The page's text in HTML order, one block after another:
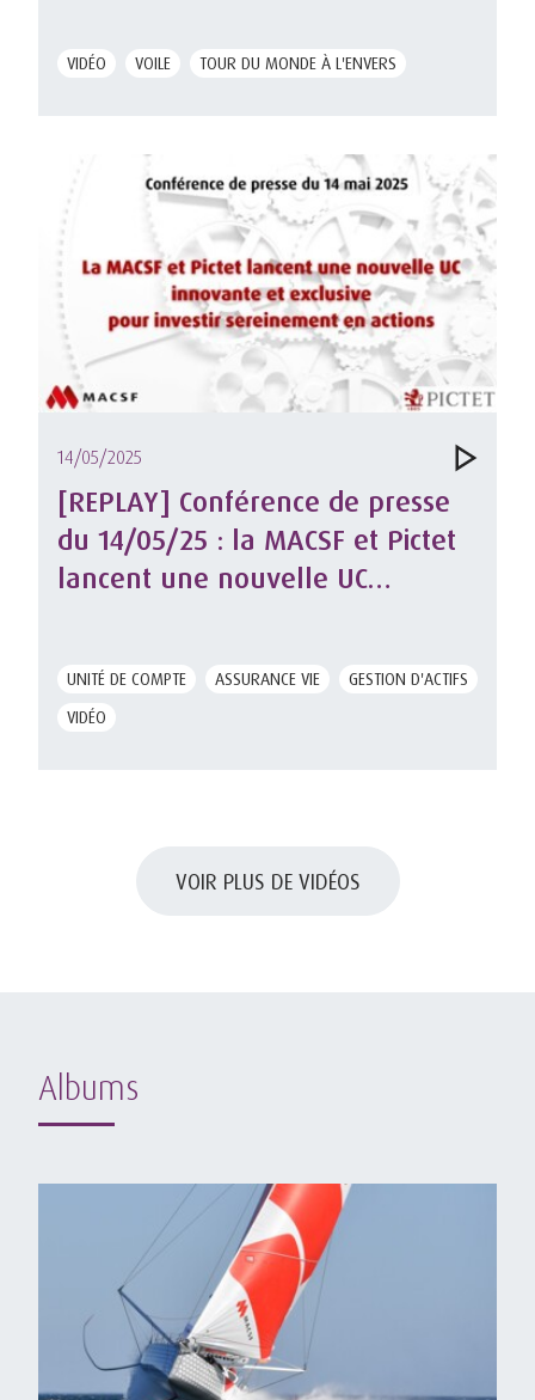
VIDÉO VOILE TOUR DU MONDE À L'ENVERS
14/05/2025
[REPLAY] Conférence de presse
du 14/05/25 : la MACSF et Pictet
lancent une nouvelle UC
UNITÉ DE COMPTE ASSURANCE VIE
GESTION D'ACTIFS
VIDÉO
VOIR PLUS DE VIDÉOS
Albums